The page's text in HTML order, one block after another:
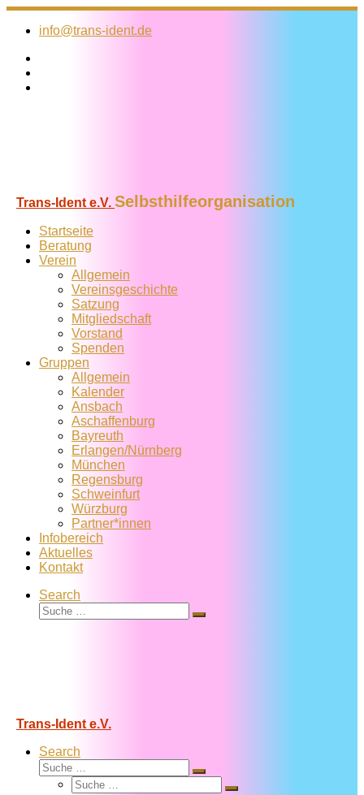
Zum
Inhalt
info@trans-ident.de
Trans-Ident e.V. Selbsthilfeorganisation
Startseite
Beratung
Verein
Allgemein
Vereins­geschichte
Satzung
Mitglied­schaft
Vorstand
Spenden
Gruppen
Allgemein
Kalender
Ansbach
Aschaffenburg
Bayreuth
Erlangen/Nürnberg
München
Regensburg
Schweinfurt
Würzburg
Partner*innen
Infobereich
Aktuelles
Kontakt
Search
Suche
Suche
Trans-Ident e.V.
Search
Suche
Suche
Suche